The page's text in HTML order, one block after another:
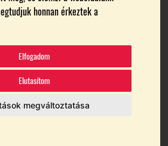
honnan érkeztek a
Elfogadom
Elutasítom
megváltoztatása